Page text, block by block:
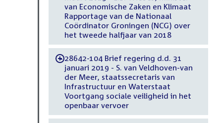
van Economische Zaken en Klimaat
Rapportage van de Nationaal
Coördinator Groningen (NCG) over
het tweede halfjaar van 2018
-28642-104 Brief regering d.d. 31
januari 2019 - S. van Veldhoven-van
der Meer, staatssecretaris van
Infrastructuur en Waterstaat
Voortgang sociale veiligheid in het
openbaar vervoer